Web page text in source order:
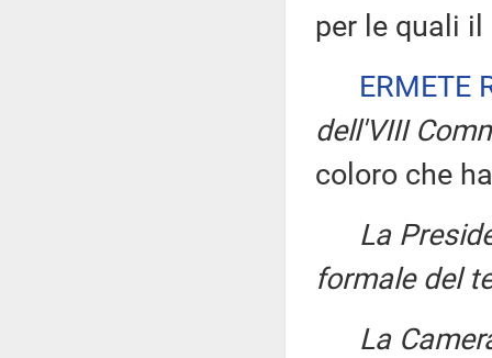
per le quali
ERMETE
dell'VIII
coloro che
La
formale del
La